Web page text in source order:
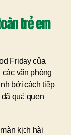
trẻ em
Friday của
văn phòng
bởi cách tiếp
quá quen
kịch hài